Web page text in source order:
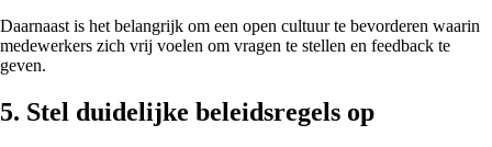
Daarnaast is het belangrijk om een open cultuur te bevorderen waarin
medewerkers zich vrij voelen om vragen te stellen en feedback te
geven.
5. Stel duidelijke beleidsregels op